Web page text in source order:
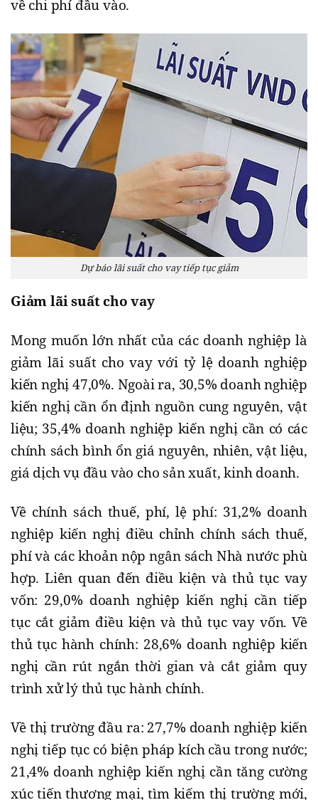
về chi phí đầu vào.
Dự báo lãi suất cho vay tiếp tục giảm
Giảm lãi suất cho vay
Mong muốn lớn nhất của các doanh nghiệp là
giảm lãi suất cho vay với tỷ lệ doanh nghiệp
kiến nghị 47,0%. Ngoài ra, 30,5% doanh nghiệp
kiến nghị cần ổn định nguồn cung nguyên, vật
liệu; 35,4% doanh nghiệp kiến nghị cần có các
chính sách bình ổn giá nguyên, nhiên, vật liệu,
giá dịch vụ đầu vào cho sản xuất, kinh doanh.
Về chính sách thuế, phí, lệ phí: 31,2% doanh
nghiệp kiến nghị điều chỉnh chính sách thuế,
phí và các khoản nộp ngân sách Nhà nước phù
hợp. Liên quan đến điều kiện và thủ tục vay
vốn: 29,0% doanh nghiệp kiến nghị cần tiếp
tục cắt giảm điều kiện và thủ tục vay vốn. Về
thủ tục hành chính: 28,6% doanh nghiệp kiến
nghị cần rút ngắn thời gian và cắt giảm quy
trình xử lý thủ tục hành chính.
Về thị trường đầu ra: 27,7% doanh nghiệp kiến
nghị tiếp tục có biện pháp kích cầu trong nước;
21,4% doanh nghiệp kiến nghị cần tăng cường
xúc tiến thương mại, tìm kiếm thị trường mới,